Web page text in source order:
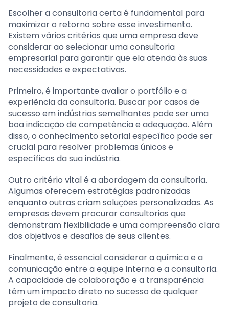
Escolher a consultoria certa é fundamental para
maximizar o retorno sobre esse investimento.
Existem vários critérios que uma empresa deve
considerar ao selecionar uma consultoria
empresarial para garantir que ela atenda às suas
necessidades e expectativas.
Primeiro, é importante avaliar o portfólio e a
experiência da consultoria. Buscar por casos de
sucesso em indústrias semelhantes pode ser uma
boa indicação de competência e adequação. Além
disso, o conhecimento setorial específico pode ser
crucial para resolver problemas únicos e
específicos da sua indústria.
Outro critério vital é a abordagem da consultoria.
Algumas oferecem estratégias padronizadas
enquanto outras criam soluções personalizadas. As
empresas devem procurar consultorias que
demonstram flexibilidade e uma compreensão clara
dos objetivos e desafios de seus clientes.
Finalmente, é essencial considerar a química e a
comunicação entre a equipe interna e a consultoria.
A capacidade de colaboração e a transparência
têm um impacto direto no sucesso de qualquer
projeto de consultoria.